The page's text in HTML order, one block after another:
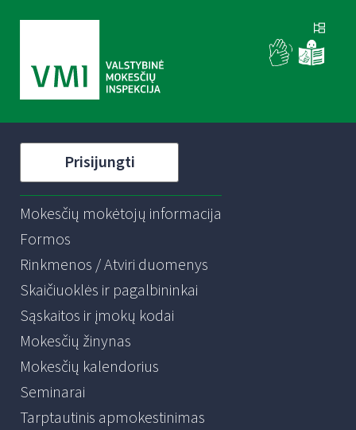
Prisijungti
Mokesčių mokėtojų informacija
Formos
Rinkmenos / Atviri duomenys
Skaičiuoklės ir pagalbininkai
Sąskaitos ir įmokų kodai
Mokesčių žinynas
Mokesčių kalendorius
Seminarai
Tarptautinis apmokestinimas